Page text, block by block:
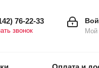
Мой
76-22-33
звонок